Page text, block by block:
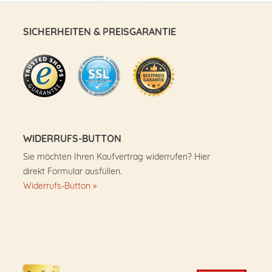
SICHERHEITEN & PREISGARANTIE
WIDERRUFS-BUTTON
Sie möchten Ihren Kaufvertrag widerrufen? Hier
direkt Formular ausfüllen.
Widerrufs-Button »